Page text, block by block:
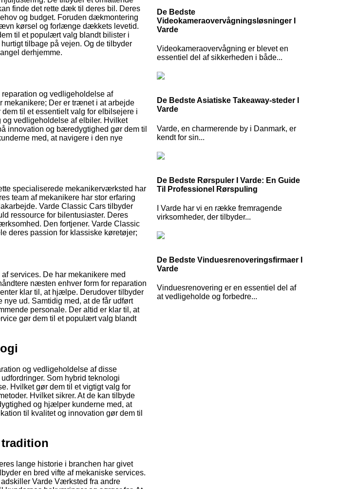
finde det rette dæk til deres bil. Deres
og budget. Foruden dækmontering
kørsel og forlænge dækkets levetid.
til et populært valg blandt bilister i
tilbage på vejen. Og de tilbyder
derhjemme.
og vedligeholdelse af
mekanikere; Der er trænet i at arbejde
til et essentielt valg for elbilsejere i
vedligeholdelse af elbiler. Hvilket
innovation og bæredygtighed gør dem til
med, at navigere i den nye
specialiserede mekanikerværksted har
team af mekanikere har stor erfaring
Varde Classic Cars tilbyder
ressource for bilentusiaster. Deres
Den fortjener. Varde Classic
deres passion for klassiske køretøjer;
services. De har mekanikere med
næsten enhver form for reparation
klar til, at hjælpe. Derudover tilbyder
ud. Samtidig med, at de får udført
personale. Der altid er klar til, at
gør dem til et populært valg blandt
og vedligeholdelse af disse
Som hybrid teknologi
Hvilket gør dem til et vigtigt valg for
Hvilket sikrer. At de kan tilbyde
og hjælper kunderne med, at
til kvalitet og innovation gør dem til
lange historie i branchen har givet
en bred vifte af mekaniske services.
Varde Værksted fra andre
De Bedste
Videokameraovervågningsløsninger I
Varde
Videokameraovervågning er blevet en
essentiel del af sikkerheden i både...
De Bedste Asiatiske Takeaway-steder I
Varde
Varde, en charmerende by i Danmark, er
kendt for sin...
De Bedste Rørspuler I Varde: En Guide
Til Professionel Rørspuling
I Varde har vi en række fremragende
virksomheder, der tilbyder...
De Bedste Vinduesrenoveringsfirmaer I
Varde
Vinduesrenovering er en essentiel del af
at vedligeholde og forbedre...